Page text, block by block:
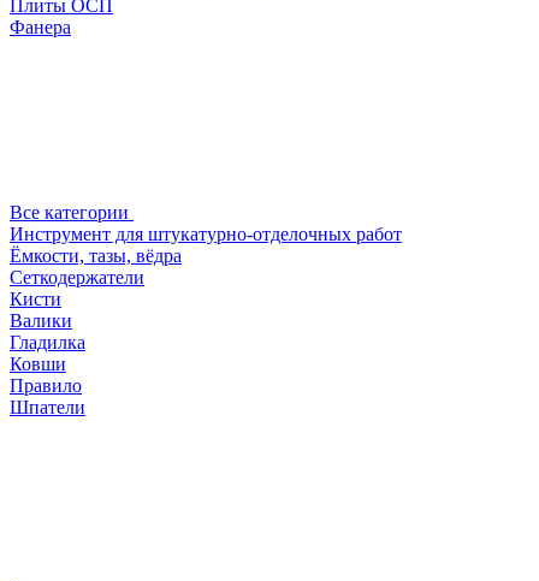
Плиты ОСП
Фанера
Все категории
Инструмент для штукатурно-отделочных работ
Ёмкости, тазы, вёдра
Сеткодержатели
Кисти
Валики
Гладилка
Ковши
Правило
Шпатели